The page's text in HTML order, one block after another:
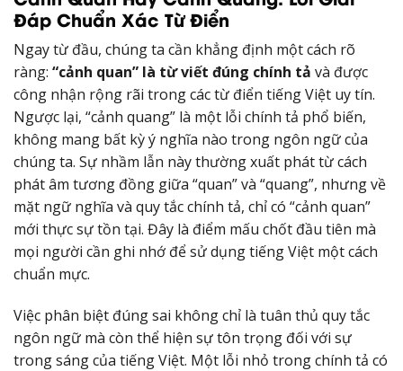
Đáp Chuẩn Xác Từ Điển
Ngay từ đầu, chúng ta cần khẳng định một cách rõ
ràng: “cảnh quan” là từ viết đúng chính tả và được
công nhận rộng rãi trong các từ điển tiếng Việt uy tín.
Ngược lại, “cảnh quang” là một lỗi chính tả phổ biến,
không mang bất kỳ ý nghĩa nào trong ngôn ngữ của
chúng ta. Sự nhầm lẫn này thường xuất phát từ cách
phát âm tương đồng giữa “quan” và “quang”, nhưng về
mặt ngữ nghĩa và quy tắc chính tả, chỉ có “cảnh quan”
mới thực sự tồn tại. Đây là điểm mấu chốt đầu tiên mà
mọi người cần ghi nhớ để sử dụng tiếng Việt một cách
chuẩn mực.
Việc phân biệt đúng sai không chỉ là tuân thủ quy tắc
ngôn ngữ mà còn thể hiện sự tôn trọng đối với sự
trong sáng của tiếng Việt. Một lỗi nhỏ trong chính tả có